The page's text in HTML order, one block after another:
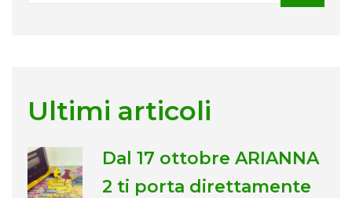
Ultimi articoli
Dal 17 ottobre ARIANNA
2 ti porta direttamente